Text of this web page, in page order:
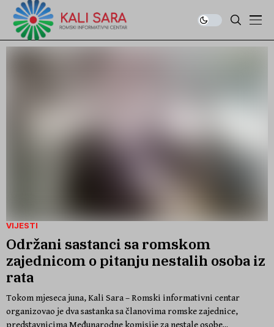
VIJESTI
Održani sastanci sa romskom
zajednicom o pitanju nestalih osoba iz
rata
Tokom mjeseca juna, Kali Sara – Romski informativni centar
organizovao je dva sastanka sa članovima romske zajednice,